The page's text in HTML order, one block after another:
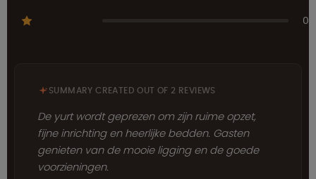
0
SUMMARY CREATED OUT OF 2 REVIEWS
De yurt wordt geprezen om zijn ruime opzet,
fijne inrichting en heerlijke bedden. Gasten
genieten van de mooie ligging en de goede
voorzieningen.